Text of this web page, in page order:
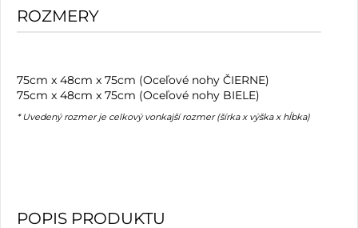
ROZMERY
75cm x 48cm x 75cm (Oceľové nohy ČIERNE)
75cm x 48cm x 75cm (Oceľové nohy BIELE)
* Uvedený rozmer je celkový vonkajší rozmer (šírka x výška x hĺbka)
POPIS PRODUKTU